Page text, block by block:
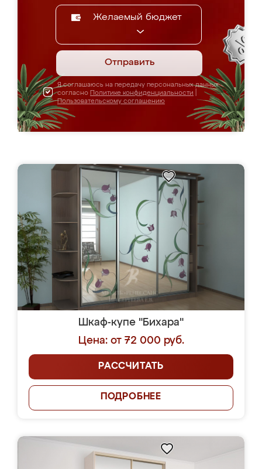
Желаемый бюджет
Отправить
Я соглашаюсь на передачу персональных данных
согласно Политике конфиденциальности
Пользовательскому соглашению
Шкаф-купе "Бихара"
Цена: от 72 000 руб.
РАССЧИТАТЬ
ПОДРОБНЕЕ